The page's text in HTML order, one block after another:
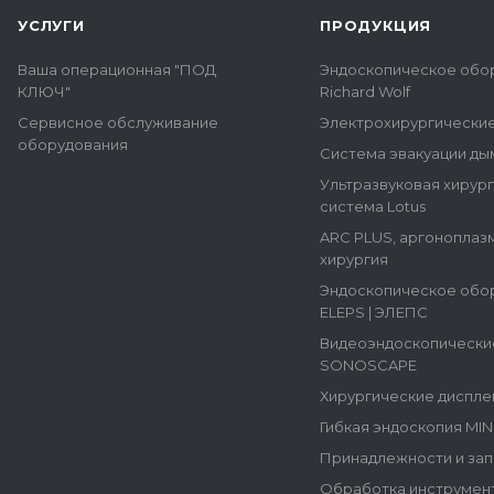
УСЛУГИ
Ваша операционная "ПОД
КЛЮЧ"
Сервисное обслуживание
оборудования
ПРОДУКЦИЯ
Эндоскопическое
Richard Wolf
Система эвакуации
Ультразвуковая
система Lotus
ARC PLUS,
хирургия
Эндоскопическое
ELEPS | ЭЛЕПС
SONOSCAPE
Хирургические
Гибкая эндоскопия
Принадлежности и
Обработка